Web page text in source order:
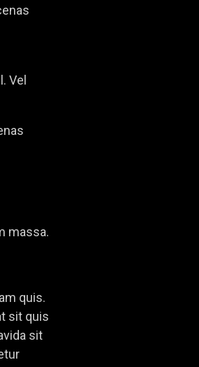
Vel
massa.
quis.
sit quis
sit